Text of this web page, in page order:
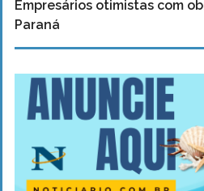
Empresários otimistas com
Paraná